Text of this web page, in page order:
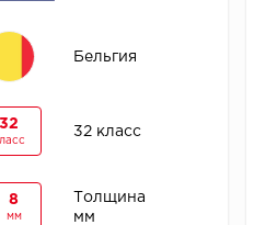
Бельгия
32
32 класс
8
мм
Толщина
мм